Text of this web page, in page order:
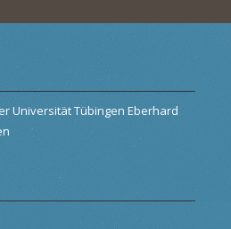
Universität Tübingen Eberhard